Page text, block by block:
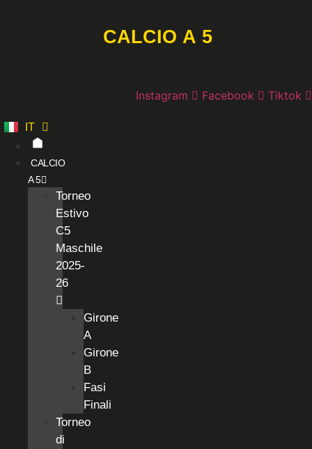
CALCIO A 5
Instagram Facebook Tiktok
IT
ES
CALCIO
A 5
Torneo
Estivo
C5
Maschile
2025-
26
Girone
A
Girone
B
Fasi
Finali
Torneo
di